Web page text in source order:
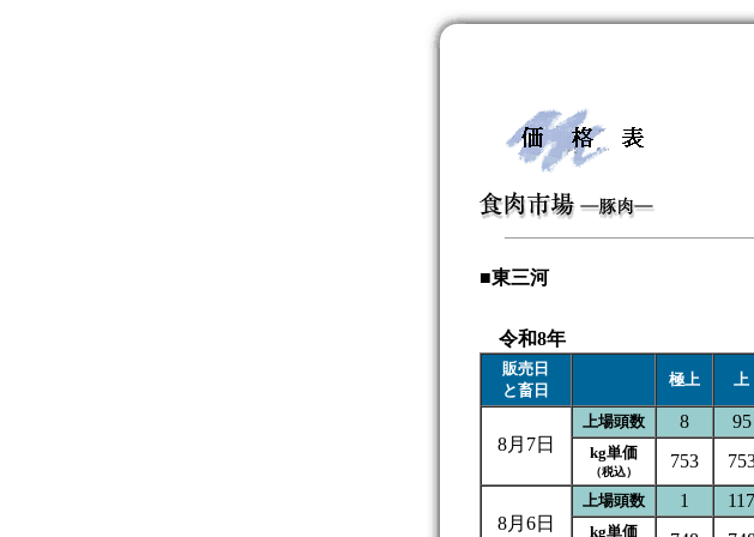
■東三河
令和8年
販売日
と畜日
極上 上
8月7日
上場頭数 8 95
kg単価
（税込）
753
8月6日
上場頭数 1 117
kg単価